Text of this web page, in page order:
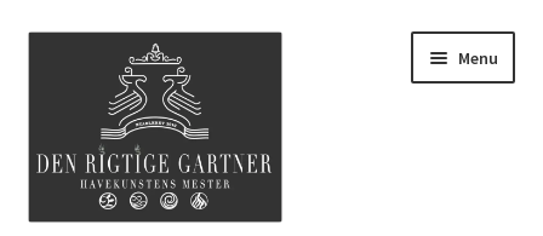
navigation
Menu